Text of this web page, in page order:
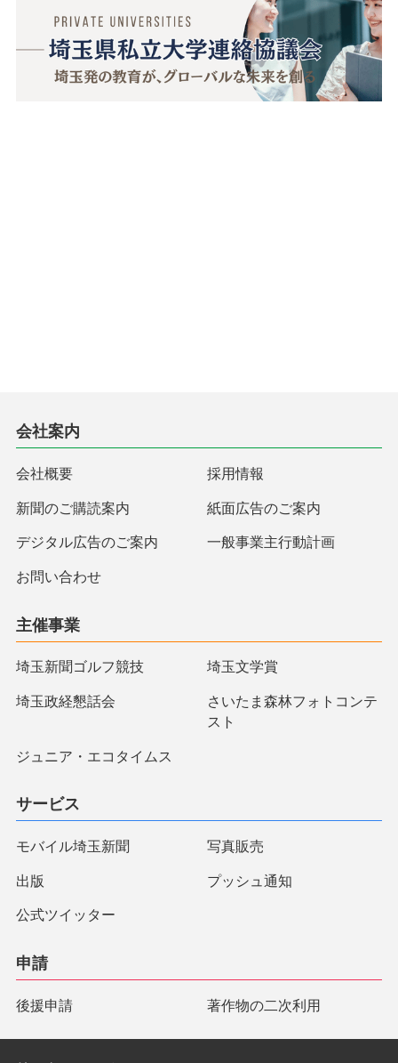
会社案内
会社概要 採用情報
新聞のご購読案内 紙面広告のご案内
デジタル広告のご案内 一般事業主行動計画
お問い合わせ
主催事業
埼玉新聞ゴルフ競技 埼玉文学賞
埼玉政経懇話会
さいたま森林フォトコンテ
スト
ジュニア・エコタイムス
サービス
モバイル埼玉新聞 写真販売
出版 プッシュ通知
公式ツイッター
申請
後援申請 著作物の二次利用